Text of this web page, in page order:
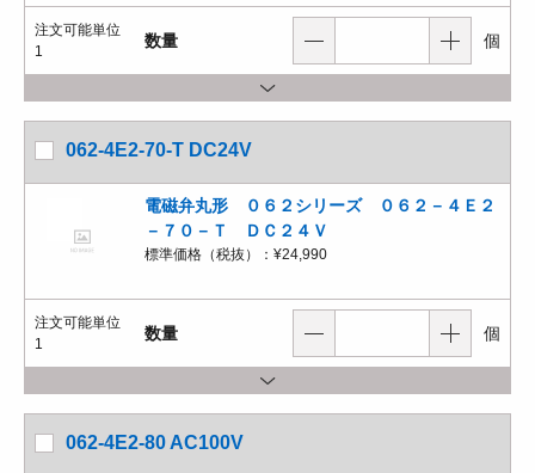
注文可能単位
1
数量 個
062-4E2-70-T DC24V
電磁弁丸形 ０６２シリーズ ０６２－４Ｅ２
－７０－Ｔ ＤＣ２４Ｖ
標準価格（税抜）： ¥24,990
注文可能単位
1
数量 個
062-4E2-80 AC100V